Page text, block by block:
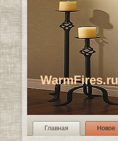
WarmFires.ru
Главная Новое